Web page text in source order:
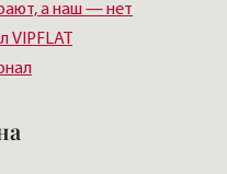
а наш — нет
VIPFLAT